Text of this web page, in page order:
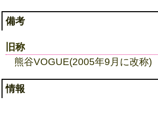
備考
旧称
熊谷VOGUE(2005年9月に改称)
情報